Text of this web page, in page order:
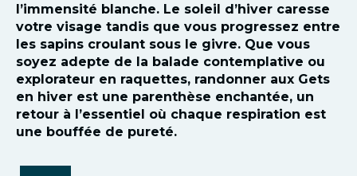
l’immensité blanche. Le soleil d’hiver caresse
votre visage tandis que vous progressez entre
les sapins croulant sous le givre. Que vous
soyez adepte de la balade contemplative ou
explorateur en raquettes, randonner aux Gets
en hiver est une parenthèse enchantée, un
retour à l’essentiel où chaque respiration est
une bouffée de pureté.